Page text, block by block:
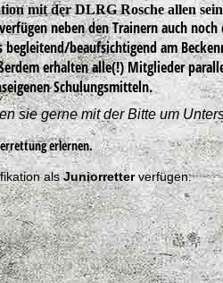
mit der DLRG Rosche allen
neben den Trainern auch
beaufsichtigend am
erhalten alle(!) Mitglieder
Schulungsmitteln.
sie gerne mit der Bitte um
erlernen.
alsJuniorretterverfügen: